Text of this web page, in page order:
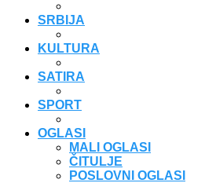
SRBIJA
KULTURA
SATIRA
SPORT
OGLASI
MALI OGLASI
ČITULJE
POSLOVNI OGLASI